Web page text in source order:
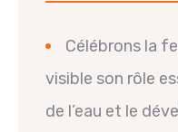
Célébrons la
visible son rôle
de l’eau et le